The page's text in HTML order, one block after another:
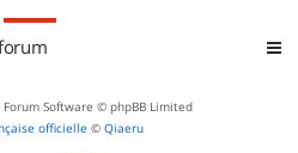
Software © phpBB Limited
officielle © Qiaeru